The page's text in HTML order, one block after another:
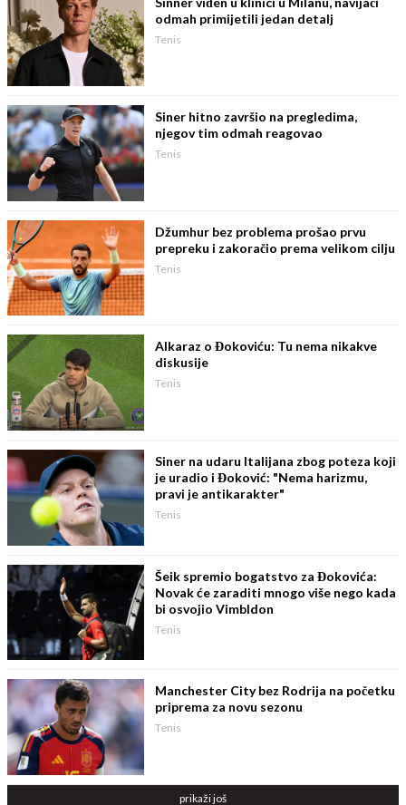
odmah primijetili jedan detalj
Tenis
Siner hitno završio na pregledima,
njegov tim odmah reagovao
Tenis
Džumhur bez problema prošao prvu
prepreku i zakoračio prema velikom cilju
Tenis
Alkaraz o Đokoviću: Tu nema nikakve
diskusije
Tenis
Siner na udaru Italijana zbog poteza koji
je uradio i Đoković: "Nema harizmu,
pravi je antikarakter"
Tenis
Šeik spremio bogatstvo za Đokovića:
Novak će zaraditi mnogo više nego kada
bi osvojio Vimbldon
Tenis
Manchester City bez Rodrija na početku
priprema za novu sezonu
Tenis
prikaži još